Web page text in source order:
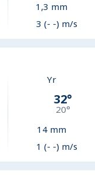
1,3 mm
3 (- -) m/s
Yr
32°
20°
14mm
1 (- -) m/s